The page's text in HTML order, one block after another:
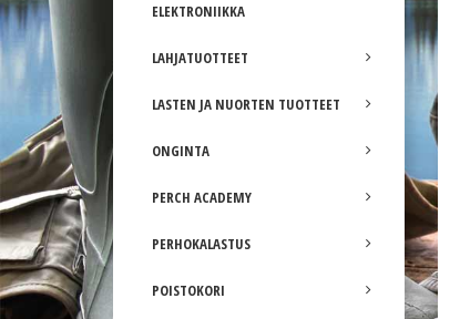
ELEKTRONIIKKA
LAHJATUOTTEET
LASTEN JA NUORTEN TUOTTEET
ONGINTA
PERCH ACADEMY
PERHOKALASTUS
POISTOKORI